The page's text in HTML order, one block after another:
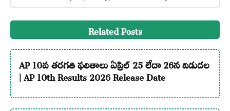
Related Posts
AP 10వ తరగతి ఫలితాలు ఏప్రిల్ 25 లేదా 26న విడుదల
| AP 10th Results 2026 Release Date